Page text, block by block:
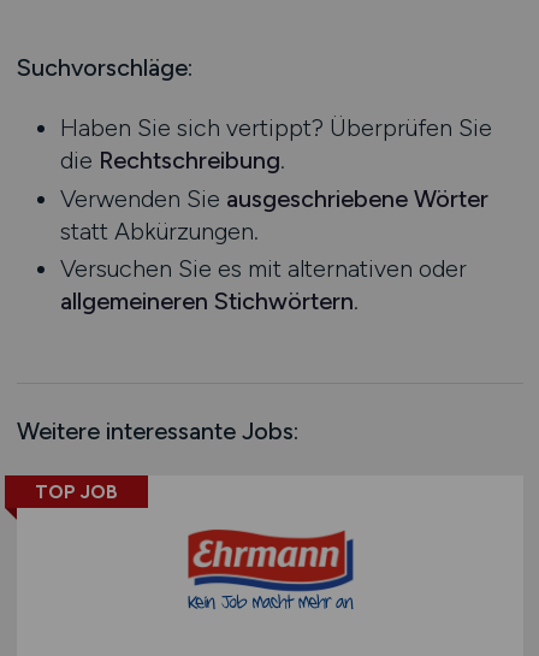
Schienen- / Straßen- / Luft- / Seefracht
Supply Chain Management
Vertrieb / Verkauf / Handel
Zoll / Behörden
Sonstige
Mecklenburg-Vorpommern
Nordrhein-Westfalen
Rheinland-Pfalz
Saarland
Sachsen
Sachsen-Anhalt
Schleswig-Holstein
Schweiz
Europa
International
Suchvorschläge:
Haben Sie sich vertippt? Überprüfen Sie
die Rechtschreibung.
Verwenden Sie ausgeschriebene Wörter
statt Abkürzungen.
Versuchen Sie es mit alternativen oder
allgemeineren Stichwörtern.
Weitere interessante Jobs:
TOP JOB